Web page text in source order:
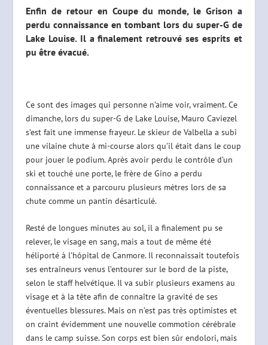
Enfin de retour en Coupe du monde, le Grison a
perdu connaissance en tombant lors du super-G de
Lake Louise. Il a finalement retrouvé ses esprits et
pu être évacué.
Ce sont des images qui personne n’aime voir, vraiment. Ce
dimanche, lors du super-G de Lake Louise, Mauro Caviezel
s’est fait une immense frayeur. Le skieur de Valbella a subi
une vilaine chute à mi-course alors qu’il était dans le coup
pour jouer le podium. Après avoir perdu le contrôle d’un
ski et touché une porte, le frère de Gino a perdu
connaissance et a parcouru plusieurs mètres lors de sa
chute comme un pantin désarticulé.
Resté de longues minutes au sol, il a finalement pu se
relever, le visage en sang, mais a tout de même été
héliporté à l’hôpital de Canmore. Il reconnaissait toutefois
ses entraîneurs venus l’entourer sur le bord de la piste,
selon le staff helvétique. Il va subir plusieurs examens au
visage et à la tête afin de connaître la gravité de ses
éventuelles blessures. Mais on n’est pas très optimistes et
on craint évidemment une nouvelle commotion cérébrale
dans le camp suisse. Son corps est bien sûr endolori, mais